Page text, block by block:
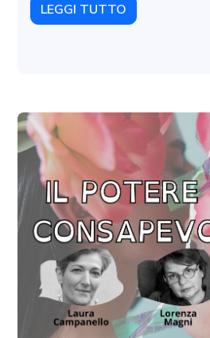
LEGGI TUTTO